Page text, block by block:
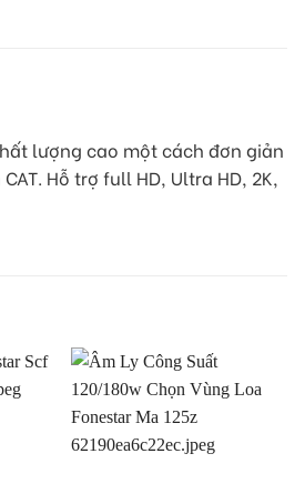
lượng cao một cách đơn giản
Hỗ trợ full HD, Ultra HD, 2K,